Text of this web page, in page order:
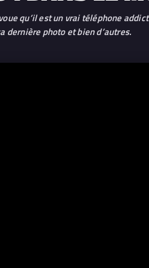
qu’il est un vrai téléphone
dernière photo et bien d’autres.